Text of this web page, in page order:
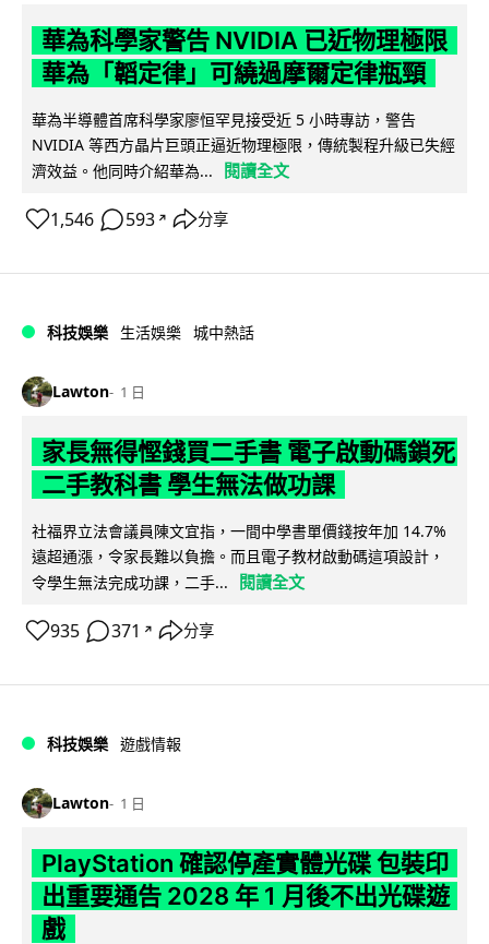
華為科學家警告 NVIDIA 已近物理極限
華為「韜定律」可繞過摩爾定律瓶頸
華為半導體首席科學家廖恒罕見接受近 5 小時專訪，警告
NVIDIA 等西方晶片巨頭正逼近物理極限，傳統製程升級已失經
濟效益。他同時介紹華為...
閱讀全文
1,546 593 ↗ 分享
科技娛樂 生活娛樂 城中熱話
Lawton 1 日
家長無得慳錢買二手書 電子啟動碼鎖死
二手教科書 學生無法做功課
社福界立法會議員陳文宜指，一間中學書單價錢按年加 14.7%
遠超通漲，令家長難以負擔。而且電子教材啟動碼這項設計，
令學生無法完成功課，二手...
閱讀全文
935 371 ↗ 分享
科技娛樂 遊戲情報
Lawton 1 日
PlayStation 確認停產實體光碟 包裝印
出重要通告 2028 年 1 月後不出光碟遊
戲